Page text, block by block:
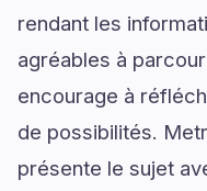
rendant les
agréables à
encourage à
de possibilités.
présente le sujet